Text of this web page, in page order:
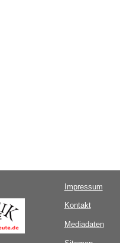
Impressum
Kontakt
Mediadaten